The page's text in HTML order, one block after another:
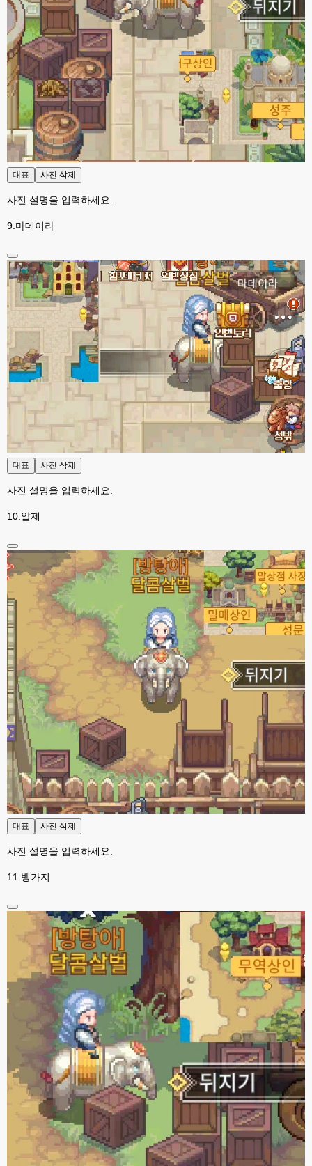
대표 사진 삭제
사진 설명을 입력하세요.
9.마데이라
대표 사진 삭제
사진 설명을 입력하세요.
10.알제
대표 사진 삭제
사진 설명을 입력하세요.
11.벵가지
esils 23:19
php8.4버전 호환으로 수정좀 했는데 어떤오류가 있을지는 몰겠어요 ㅋ
고게임77
헙 그런 무서운말씀을.ㅋㅋ저같은 초보는 오류한번 뜨면 수리불가라 위험한건
설치못해용ㅋ
고게임77
esils 23:33
xe하고 찾아봐도 단순한쳇이 없더라구요..
esils 23:34
아니면 실시간쳇으로 어딜 가입하고 그래야하고
23:35
생각나는것중에 편의성좀 가춰볼려고했는데 만족 될련지는 몰겠습니다 하핫
;;;
고게임77 23:36
맞아요. 저도 실시간체팅 쓰는데 이게지원해주는곳에서 소켓끈키면 작동이 안
되서ㅎ-ㅎ 이건 나름대로 실시간 지원이 잘되는거같네요
23:36
본인서버에 설치되서 부하받는거라서
고게임77
어짜피 접속자도 없어서,......쿨럭
esils
esils 23:37
전 혼자라 ..
23:37
위에 접속자가 1로 한명만 보이는군요 하핫 ;;;
고게임77 23:37
esils 23:39
사이트를 이전에 폐쇠하고 다시 열면서 어디도 안알렸다보니깐 ..;
고게임77 23:40
그래도 이번에 사이트 방향 잘잡으셨네요!!! 저처럼 웹게임 좋아하는 연배..도
있어용 ㅋㅋ
esils 23:41
서버날려먹으면서 웹게임 소스들 분실도 많은데
esils 23:41
있는거가지고 일단은 추억으로 다시 돌리시거나 하시는분들위해서 수정해서
올려둔거라
전 모형정원만 좋아해서 하핫 ;;;
고게임77
뎅...
esils 23:46
상정제도 아실려나요?
esils 23:46
상정제도가 모형정원..
23:48
구상의 모형정원 눌러보시면 아 저거구나 아실꺼에요 ㅎㅎ
23:50
제가 상정제도는 해본거같은데 구상의 모영정원 누르면 나오는 페이지는 디게
낮선디....
esils 23:50
메인으로 된거는 템플릿하고 현대식으로 수정한거라 ;;
23:51
밑에 모형정원 php 본이나 cgi번역판본 보시면